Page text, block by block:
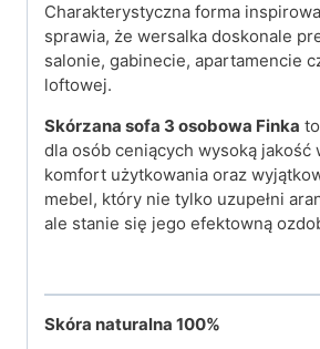
Charakterystyczna forma
sprawia, że wersalka doskonale
salonie, gabinecie, apartamencie
loftowej.
Skórzana sofa 3 osobowa Finka
dla osób ceniących wysoką jakość
komfort użytkowania oraz
mebel, który nie tylko uzupełni
ale stanie się jego efektowną
Skóra naturalna 100%